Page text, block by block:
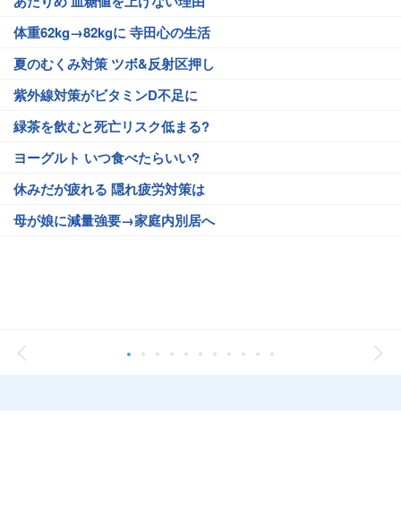
体重62kg→82kgに 寺田心の生活
夏のむくみ対策 ツボ&反射区押し
紫外線対策がビタミンD不足に
緑茶を飲むと死亡リスク低まる?
ヨーグルト いつ食べたらいい?
休みだが疲れる 隠れ疲労対策は
母が娘に減量強要→家庭内別居へ